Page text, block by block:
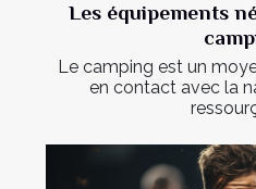
Les équipements
Le camping est un
en contact avec la